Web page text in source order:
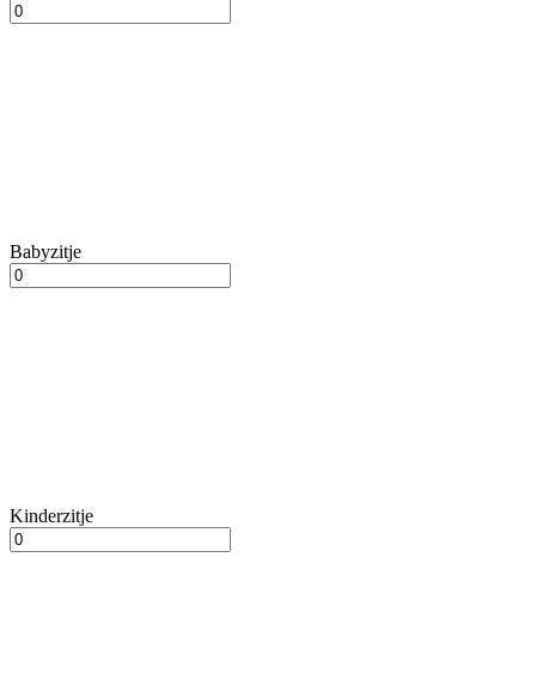
Babyzitje
Kinderzitje